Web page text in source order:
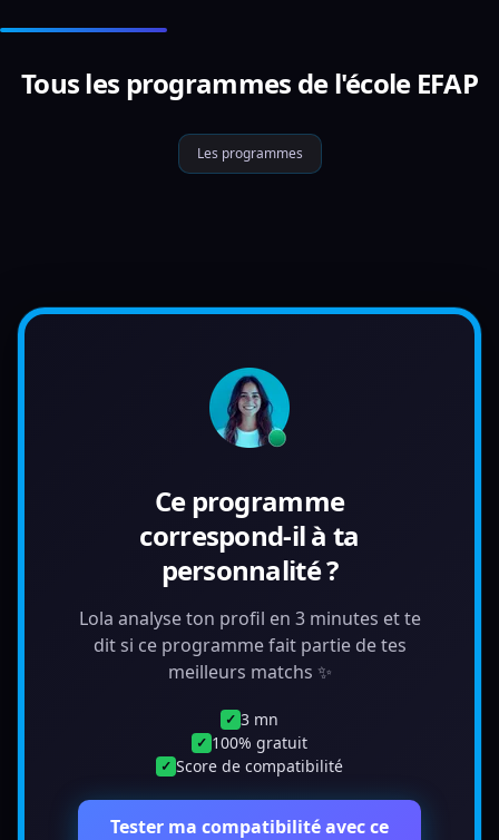
Tous les programmes de l'école EFAP
Les programmes
Ce programme
correspond-il à ta
personnalité ?
Lola analyse ton profil en 3 minutes et te
dit si ce programme fait partie de tes
meilleurs matchs ✨
✓ 3 mn
✓ 100% gratuit
✓ Score de compatibilité
Tester ma compatibilité avec ce